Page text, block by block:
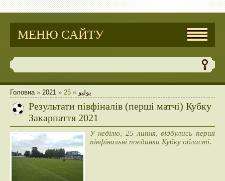
МЕНЮ САЙТУ
Головна» 2021 » يوليو »
25
Результати півфіналів (перші матчі) Кубку
Закарпаття 2021
У неділю, 25 липня, відбулись перші
півфінальні поєдинки Кубку області.